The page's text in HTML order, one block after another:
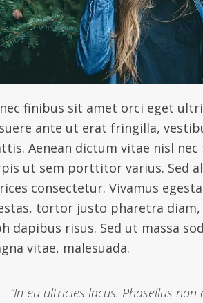
finibus sit amet orci eget
ante ut erat fringilla,
Aenean dictum vitae nisl
ut sem porttitor varius. Sed
consectetur. Vivamus
tortor justo pharetra diam,
dapibus risus. Sed ut massa
vitae, malesuada.
“In eu ultricies lacus. Phasellus